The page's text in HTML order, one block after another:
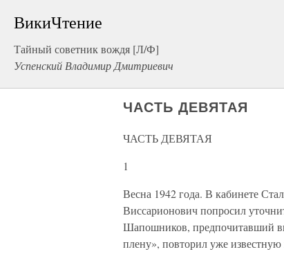
ВикиЧтение
Тайный советник вождя [Л/Ф]
Успенский Владимир Дмитриевич
ЧАСТЬ ДЕВЯТАЯ
ЧАСТЬ ДЕВЯТАЯ
1
Весна 1942 года. В кабинете
Виссарионович попросил
Шапошников, предпочитавший
плену», повторил уже